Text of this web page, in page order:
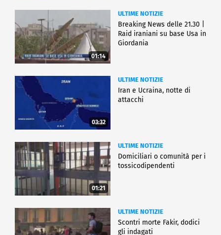
01:14
ULTIME NOTIZIE
Breaking News delle 21.30 |
Raid iraniani su base Usa in
Giordania
03:32
ULTIME NOTIZIE
Iran e Ucraina, notte di
attacchi
01:21
ULTIME NOTIZIE
Domiciliari o comunità per i
tossicodipendenti
ULTIME NOTIZIE
Scontri morte Fakir, dodici
gli indagati